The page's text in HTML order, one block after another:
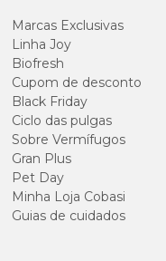
Marcas Exclusivas
Linha Joy
Biofresh
Cupom de desconto
Black Friday
Ciclo das pulgas
Sobre Vermífugos
Gran Plus
Pet Day
Minha Loja Cobasi
Guias de cuidados